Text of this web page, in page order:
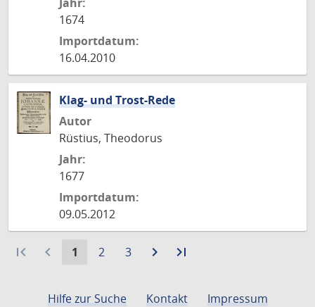
1674
Importdatum:
16.04.2010
Klag- und Trost-Rede
Autor
Rüstius, Theodorus
Jahr:
1677
Importdatum:
09.05.2012
first_page navigate_before
Aktuelle
1
Gehe
2
Gehe
3 navigate_next
Zurlast_page
Hilfe zur Suche
Kontakt
Impressum